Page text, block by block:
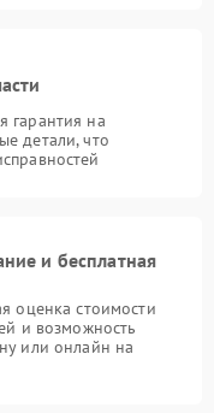
гарантия на
детали, что
и бесплатная
оценка стоимости
и возможность
или онлайн на